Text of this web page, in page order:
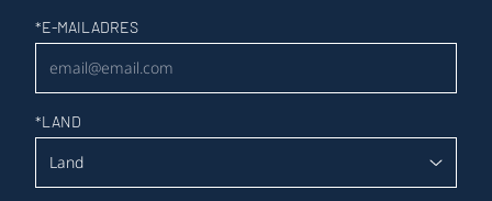
Nieuwsbrief
*E-MAILADRES
*LAND